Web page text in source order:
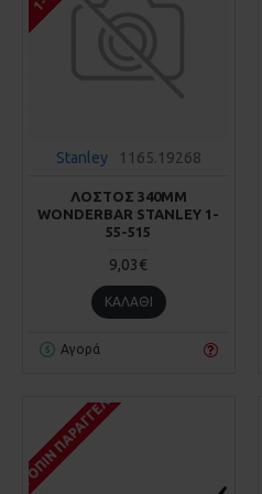
Stanley 1165.19268
ΛΟΣΤΟΣ 340MM
WONDERBAR STANLEY 1-
55-515
9,03€
ΚΑΛΆΘΙ
Αγορά
ΚΑΤΌΠΙΝ ΠΑΡΑΓΓΕΛΊΑΣ